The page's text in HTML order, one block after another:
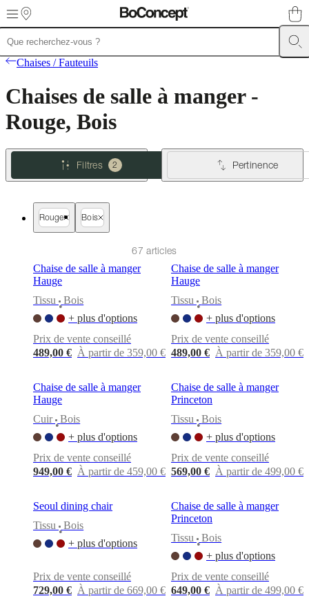
Skip to main content
MeublesCanapésChaises
Fauteuils
Tables Rangements Lits
Meubles
d’extérieurLuminairesTapisAccessoiresSALECollectionsCollections
canapés Collections
tablesCollections
et
fauteuils Beds
collectionsCollections
d’accessoiresCollection
Mobiliers
d'expositionPiècesSéjoursSalles
mangerChambresAménagements
extérieursPetits
Helena
Christensen
ContactDélai
Entretien
meublesInstructions
Décoration
d'IntérieurCommandez
échantillons
magasinÀ
propos
Chaises / Fauteuils
Chaises de salle à manger -
Rouge, Bois
Filtres 2 Pertinence
Rouge Bois
67 articles
Chaise de salle à manger
Hauge
Tissu
•
Bois
+ plus d'options
Prix de vente conseillé
489,00 € À partir de 359,00 €
Chaise de salle à manger
Hauge
Tissu
•
Bois
+ plus d'options
Prix de vente conseillé
489,00 € À partir de 359,00 €
Chaise de salle à manger
Hauge
Cuir
•
Bois
+ plus d'options
Prix de vente conseillé
949,00 € À partir de 459,00 €
Chaise de salle à manger
Princeton
Tissu
•
Bois
+ plus d'options
Prix de vente conseillé
569,00 € À partir de 499,00 €
Seoul dining chair
Tissu
•
Bois
+ plus d'options
Prix de vente conseillé
729,00 € À partir de 669,00 €
Chaise de salle à manger
Princeton
Tissu
•
Bois
+ plus d'options
Prix de vente conseillé
649,00 € À partir de 499,00 €